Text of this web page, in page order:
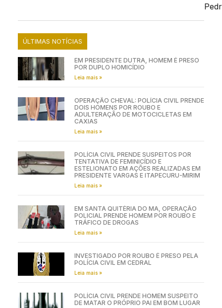
ÚLTIMAS NOTÍCIAS
EM PRESIDENTE DUTRA, HOMEM É PRESO
POR DUPLO HOMICÍDIO
Leia mais »
OPERAÇÃO CHEVAL: POLÍCIA CIVIL PRENDE
DOIS HOMENS POR ROUBO E
ADULTERAÇÃO DE MOTOCICLETAS EM
CAXIAS
Leia mais »
POLÍCIA CIVIL PRENDE SUSPEITOS POR
TENTATIVA DE FEMINICÍDIO E
ESTELIONATO EM AÇÕES REALIZADAS EM
PRESIDENTE VARGAS E ITAPECURU-MIRIM
Leia mais »
EM SANTA QUITÉRIA DO MA, OPERAÇÃO
POLICIAL PRENDE HOMEM POR ROUBO E
TRÁFICO DE DROGAS
Leia mais »
INVESTIGADO POR ROUBO É PRESO PELA
POLÍCIA CIVIL EM CEDRAL
Leia mais »
POLÍCIA CIVIL PRENDE HOMEM SUSPEITO
DE MATAR O PRÓPRIO PAI EM BOM LUGAR